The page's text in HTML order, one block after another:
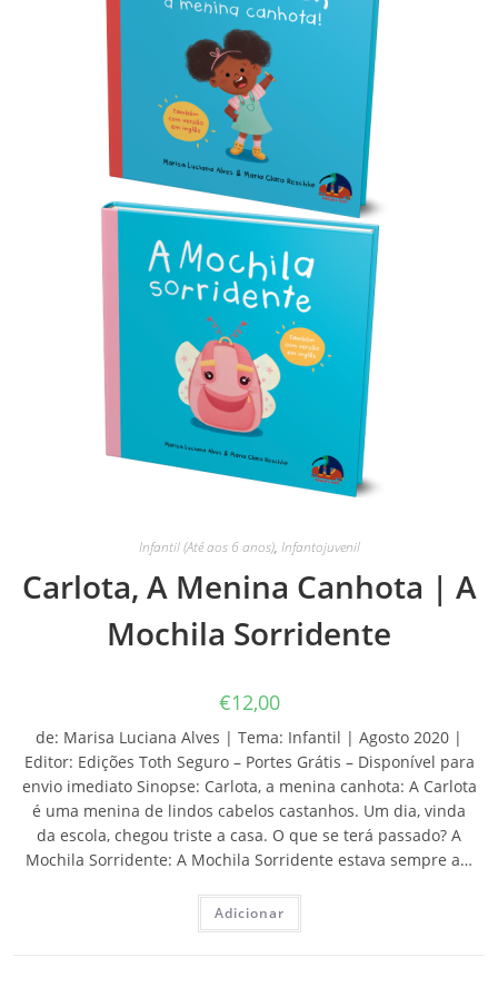
Infantil (Até aos 6 anos), Infantojuvenil
Carlota, A Menina Canhota | A
Mochila Sorridente
€12,00
de: Marisa Luciana Alves | Tema: Infantil | Agosto 2020 |
Editor: Edições Toth Seguro – Portes Grátis – Disponível para
envio imediato Sinopse: Carlota, a menina canhota: A Carlota
é uma menina de lindos cabelos castanhos. Um dia, vinda
da escola, chegou triste a casa. O que se terá passado? A
Mochila Sorridente: A Mochila Sorridente estava sempre a…
Adicionar